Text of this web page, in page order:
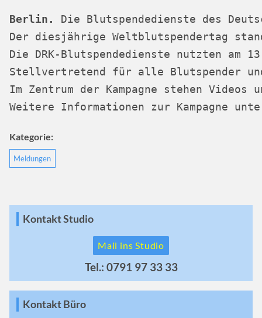
Berlin.
Die Blutspendedienste des
Der diesjährige Weltblutspendertag
Die DRK-Blutspendedienste nutzten
Stellvertretend für alle Blutspender und
Im Zentrum der Kampagne stehen
Weitere Informationen zur Kampagne
Kategorie:
Meldungen
Kontakt Studio
Mail ins Studio
Tel.: 0791 97 33 33
Kontakt Büro